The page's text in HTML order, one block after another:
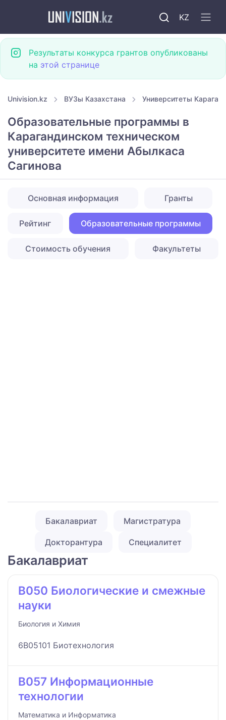
KZ
Результаты конкурса грантов опубликованы
на этой странице
Univision.kz ВУЗы Казахстана Университеты
Образовательные программы в
Карагандинском техническом
университете имени Абылкаса
Сагинова
Основная информация Гранты
Рейтинг Образовательные программы
Стоимость обучения Факультеты
Бакалавриат Магистратура
Докторантура Специалитет
Бакалавриат
B050 Биологические и смежные
науки
Биология и Химия
6B05101 Биотехнология
B057 Информационные
технологии
Математика и Информатика